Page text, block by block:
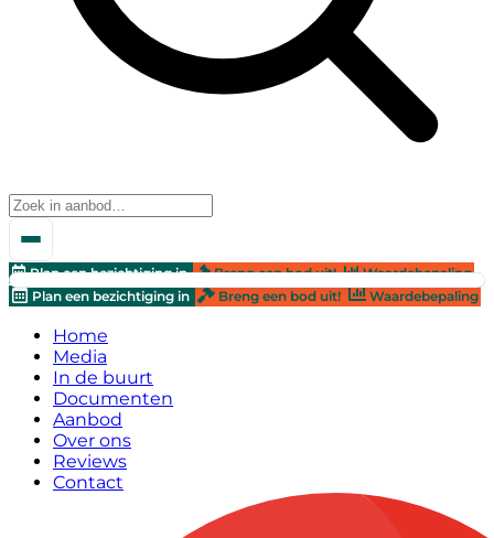
Plan een bezichtiging in Breng een bod uit!
Waardebepaling
Plan een bezichtiging in
Breng een bod uit! Waardebepaling
Home
Media
In de buurt
Documenten
Aanbod
Over ons
Reviews
Contact